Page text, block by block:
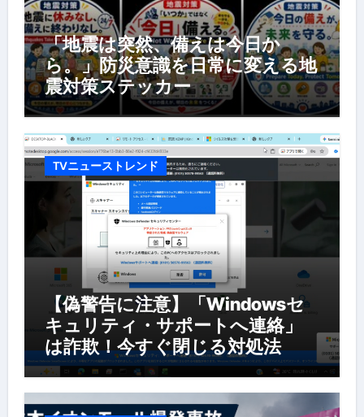
「地震は突然、備えは今日か
ら。」防災意識を日常に変える地
震対策ステッカー
TVニューストレンド
【偽警告に注意】「Windowsセ
キュリティ・サポートへ連絡」
は詐欺！今すぐ閉じる対処法